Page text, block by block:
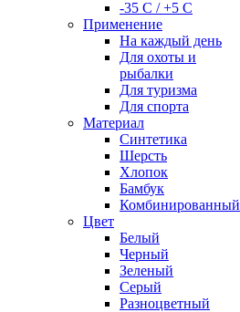
-35 С / +5 С
Применение
На каждый день
Для охоты и
рыбалки
Для туризма
Для спорта
Материал
Синтетика
Шерсть
Хлопок
Бамбук
Комбинированный
Цвет
Белый
Черный
Зеленый
Серый
Разноцветный